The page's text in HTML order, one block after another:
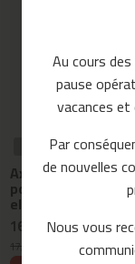
Au cours
pause
vacances
Par
de nouvelles
Nous vous
Trier
PIÈCE DE RECHANGE
Axe de guidon
pour vélo
elliptique beli 120
16,79 €
17,99 €